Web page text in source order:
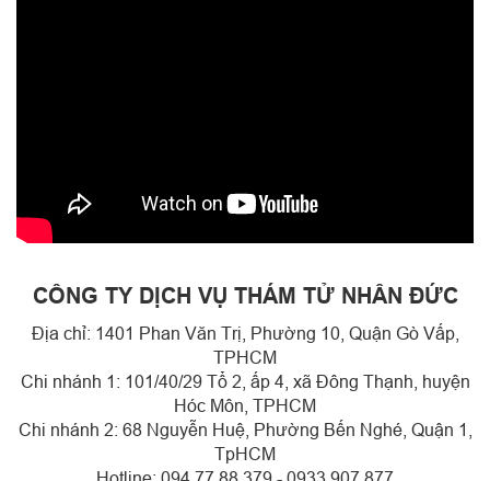
CÔNG TY DỊCH VỤ THÁM TỬ NHÂN ĐỨC
Địa chỉ: 1401 Phan Văn Trị, Phường 10, Quận Gò Vấp,
TPHCM
Chi nhánh 1: 101/40/29 Tổ 2, ấp 4, xã Đông Thạnh, huyện
Hóc Môn, TPHCM
Chi nhánh 2: 68 Nguyễn Huệ, Phường Bến Nghé, Quận 1,
TpHCM